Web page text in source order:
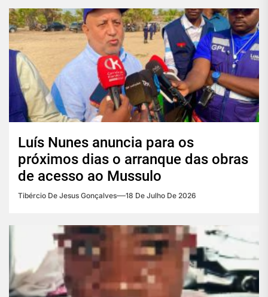
Luís Nunes anuncia para os
próximos dias o arranque das obras
de acesso ao Mussulo
Tibércio De Jesus Gonçalves 18 De Julho De 2026